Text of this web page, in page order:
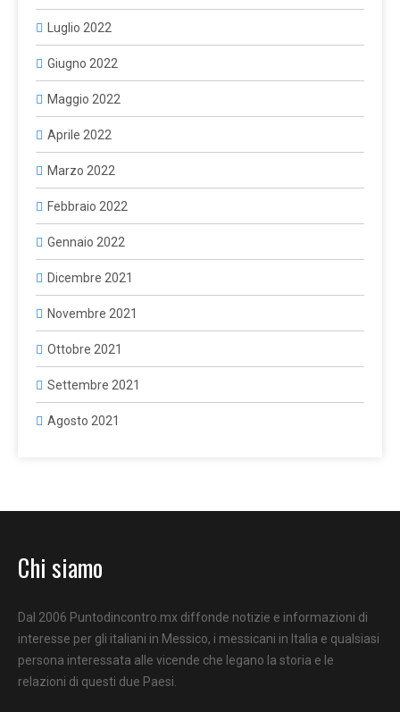
Luglio 2022
Giugno 2022
Maggio 2022
Aprile 2022
Marzo 2022
Febbraio 2022
Gennaio 2022
Dicembre 2021
Novembre 2021
Ottobre 2021
Settembre 2021
Agosto 2021
Chi siamo
Dal 2006 Puntodincontro.mx diffonde notizie e informazioni di
interesse per gli italiani in Messico, i messicani in Italia e qualsiasi
persona interessata alle vicende che legano la storia e le
relazioni di questi due Paesi.